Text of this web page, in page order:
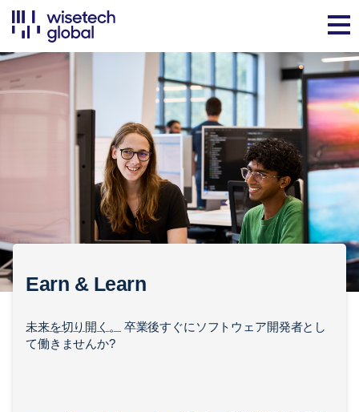
Earn & Learn
未来を切り開く。
卒業後すぐにソフトウェア開発者とし
て働きませんか?